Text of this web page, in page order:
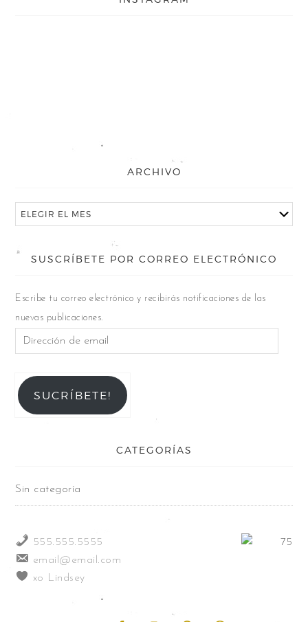
ARCHIVO
SUSCRÍBETE POR CORREO ELECTRÓNICO
Escribe tu correo electrónico y recibirás notificaciones de las
nuevas publicaciones.
SUCRÍBETE!
CATEGORÍAS
Sin categoría
555.555.5555
email@email.com
xo Lindsey